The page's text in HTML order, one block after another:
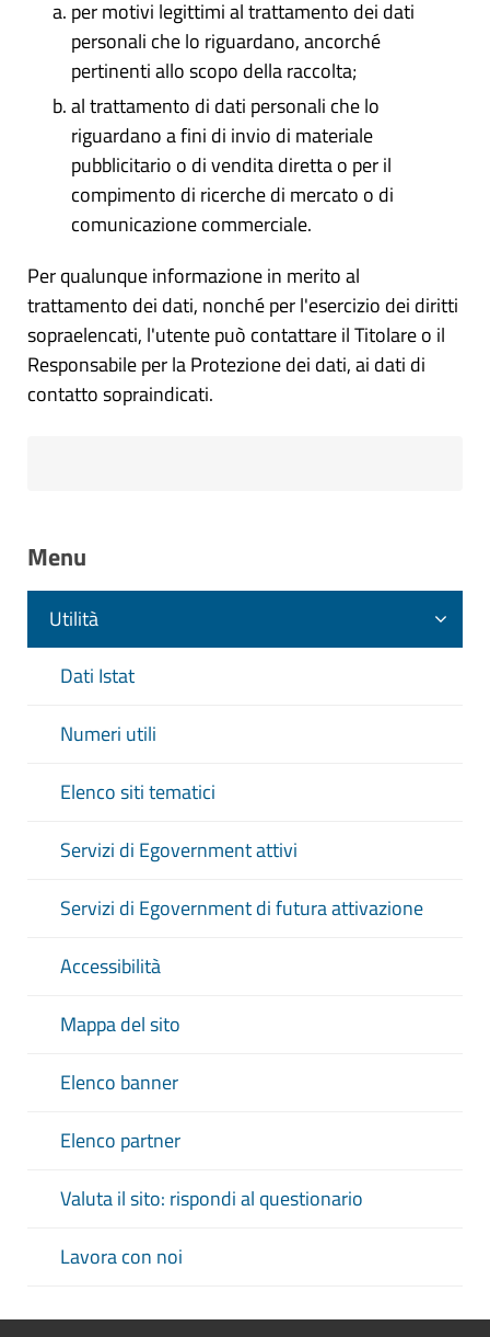
per motivi legittimi al trattamento dei dati
personali che lo riguardano, ancorché
pertinenti allo scopo della raccolta;
al trattamento di dati personali che lo
riguardano a fini di invio di materiale
pubblicitario o di vendita diretta o per il
compimento di ricerche di mercato o di
comunicazione commerciale.
Per qualunque informazione in merito al
trattamento dei dati, nonché per l'esercizio dei diritti
sopraelencati, l'utente può contattare il Titolare o il
Responsabile per la Protezione dei dati, ai dati di
contatto sopraindicati.
Menu
Utilità
Dati Istat
Numeri utili
Elenco siti tematici
Servizi di Egovernment attivi
Servizi di Egovernment di futura attivazione
Accessibilità
Mappa del sito
Elenco banner
Elenco partner
Valuta il sito: rispondi al questionario
Lavora con noi